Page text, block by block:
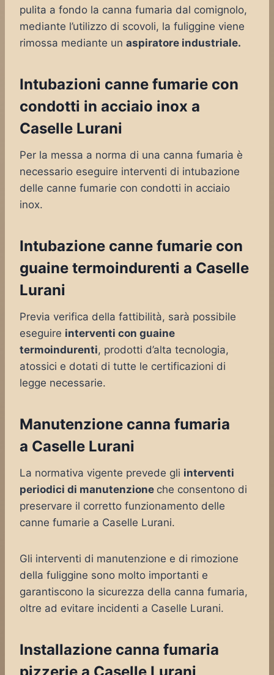
pulita a fondo la canna fumaria dal comignolo,
mediante l’utilizzo di scovoli, la fuliggine viene
rimossa mediante un aspiratore industriale.
Intubazioni canne fumarie con
condotti in acciaio inox a
Caselle Lurani
Per la messa a norma di una canna fumaria è
necessario eseguire interventi di intubazione
delle canne fumarie con condotti in acciaio
inox.
Intubazione canne fumarie con
guaine termoindurenti a Caselle
Lurani
Previa verifica della fattibilità, sarà possibile
eseguire interventi con guaine
termoindurenti, prodotti d’alta tecnologia,
atossici e dotati di tutte le certificazioni di
legge necessarie.
Manutenzione canna fumaria
a Caselle Lurani
La normativa vigente prevede gli interventi
periodici di manutenzione che consentono di
preservare il corretto funzionamento delle
canne fumarie a Caselle Lurani.
Gli interventi di manutenzione e di rimozione
della fuliggine sono molto importanti e
garantiscono la sicurezza della canna fumaria,
oltre ad evitare incidenti a Caselle Lurani.
Installazione canna fumaria